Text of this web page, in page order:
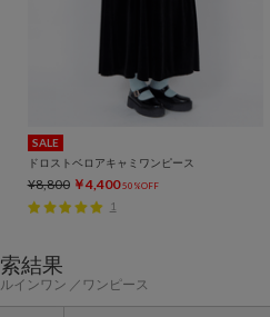
SALE
ドロストベロアキャミワンピース
¥8,800 ￥4,400 50%OFF
1
結果
インワン ワンピース